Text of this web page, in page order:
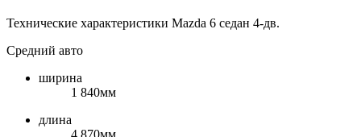
Технические характеристики Mazda 6 седан 4-дв.
Средний авто
ширина
1 840мм
длина
4 870мм